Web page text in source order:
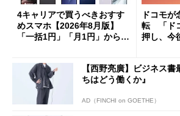
4キャリアで買うべきおすす
めスマホ【2026年8月版】
「一括1円」「月1円」からお
ドコモ
転 「ド
押し、今
【西野亮廣】ビジネス
ちはどう働くか』
AD（FINCHI on GOETHE）